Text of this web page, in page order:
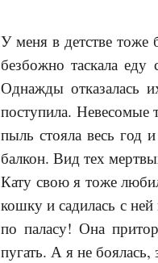
У меня в детстве тоже
безбожно таскала
Однажды отказалась
поступила. Невесомые
пыль стояла весь год
балкон. Вид тех
Кату свою я тоже
кошку и садилась с
по паласу! Она
пугать. А я не